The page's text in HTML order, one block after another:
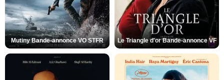
Mutiny Bande-annonce VO STFR Le Triangle d'or Bande-annonce VF